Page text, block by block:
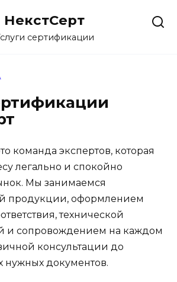
НекстСерт
сертификации
команда экспертов, которая
легально и спокойно
Мы занимаемся
продукции, оформлением
технической
и сопровождением на каждом
консультации до
нужных документов.